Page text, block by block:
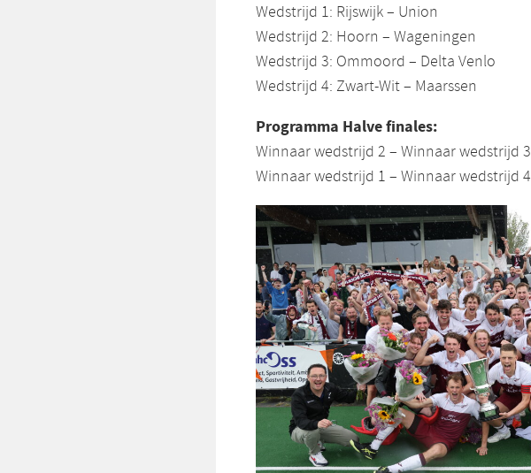
Wedstrijd 1: Rijswijk – Union
Wedstrijd 2: Hoorn – Wageningen
Wedstrijd 3: Ommoord – Delta Venlo
Wedstrijd 4: Zwart-Wit – Maarssen
Programma Halve finales:
Winnaar wedstrijd 2 – Winnaar wedstrijd 3
Winnaar wedstrijd 1 – Winnaar wedstrijd 4